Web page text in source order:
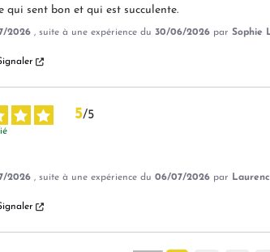
qui sent bon et qui est succulente.
2026 , suite à une expérience du 30/06/2026 par Sophie
5/5
2026 , suite à une expérience du 06/07/2026 par